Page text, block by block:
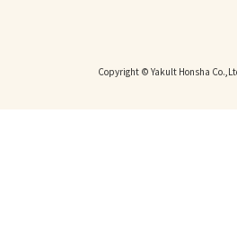
Copyright © Yakult Honsha